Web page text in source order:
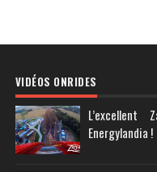
VIDÉOS ONRIDES
Energylandia !